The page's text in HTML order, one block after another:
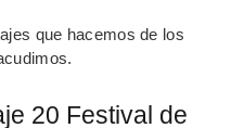
que hacemos de los
20 Festival de